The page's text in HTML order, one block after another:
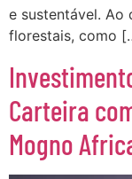
e sustentável. Ao
florestais, como
Carteira
Mogno